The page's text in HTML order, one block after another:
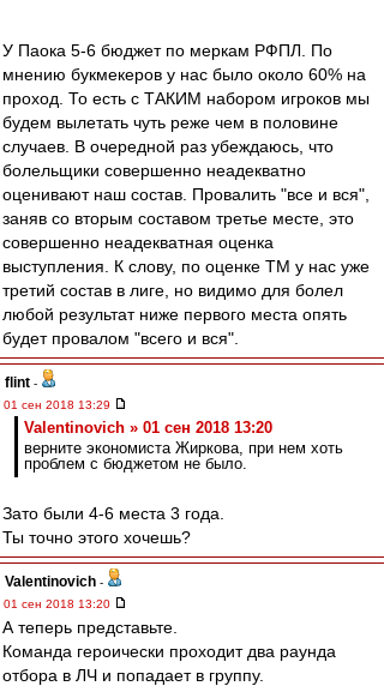
У Паока 5-6 бюджет по меркам РФПЛ. По
мнению букмекеров у нас было около 60% на
проход. То есть с ТАКИМ набором игроков мы
будем вылетать чуть реже чем в половине
случаев. В очередной раз убеждаюсь, что
болельщики совершенно неадекватно
оценивают наш состав. Провалить "все и вся",
заняв со вторым составом третье месте, это
совершенно неадекватная оценка
выступления. К слову, по оценке ТМ у нас уже
третий состав в лиге, но видимо для болел
любой результат ниже первого места опять
будет провалом "всего и вся".
flint -
01 сен 2018 13:29
Valentinovich » 01 сен 2018 13:20
верните экономиста Жиркова, при нем хоть
проблем с бюджетом не было.
Зато были 4-6 места 3 года.
Ты точно этого хочешь?
Valentinovich -
01 сен 2018 13:20
А теперь представьте.
Команда героически проходит два раунда
отбора в ЛЧ и попадает в группу.